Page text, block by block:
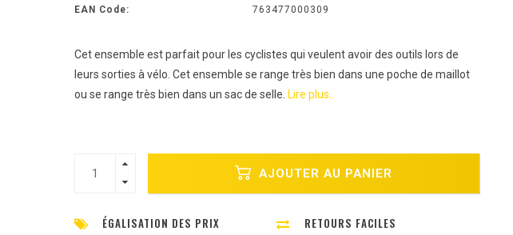
EAN Code:
763477000309
Cet ensemble est parfait pour les cyclistes qui veulent avoir des outils lors de
leurs sorties à vélo. Cet ensemble se range très bien dans une poche de maillot
ou se range très bien dans un sac de selle. Lire plus..
AJOUTER AU PANIER
ÉGALISATION DES PRIX RETOURS FACILES